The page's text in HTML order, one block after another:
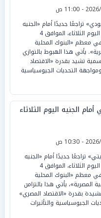
تراجعًا جديدًا أمام «الجنيه
المصري» خلال تعاملات اليوم الثلاثاء، الموافق 4
وذلك في معظم «البنوك المحلية
يأتي هذا الهبوط بالتوازي
تشيد بقدرة «الاقتصاد
التحديات الجيوسياسية
الجنيه اليوم الثلاثاء
تراجعًا جديدًا أمام «الجنيه
المصري» خلال تعاملات اليوم الثلاثاء، الموافق 4
وذلك في معظم «البنوك المحلية
المصرية»، يأتي هذا بالتزامن
بقدرة «الاقتصاد المصري»
الجيوسياسية والتأثيرات